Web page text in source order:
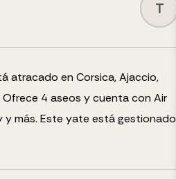
T
atracado en Corsica, Ajaccio,
Ofrece 4 aseos y cuenta con Air
y más. Este yate está gestionado